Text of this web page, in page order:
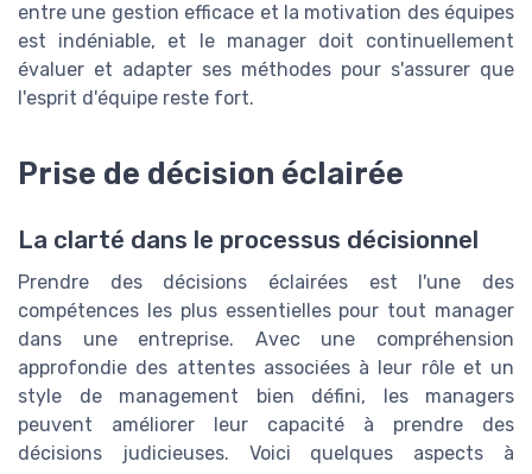
entre une gestion efficace et la motivation des équipes
est indéniable, et le manager doit continuellement
évaluer et adapter ses méthodes pour s'assurer que
l'esprit d'équipe reste fort.
Prise de décision éclairée
La clarté dans le processus décisionnel
Prendre des décisions éclairées est l'une des
compétences les plus essentielles pour tout manager
dans une entreprise. Avec une compréhension
approfondie des attentes associées à leur rôle et un
style de management bien défini, les managers
peuvent améliorer leur capacité à prendre des
décisions judicieuses. Voici quelques aspects à